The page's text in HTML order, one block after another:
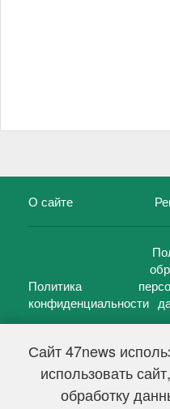
Сайт 47news
использовать
обработку
О сайте
Политика
конфиденциальности
47 новостей (47 news)2005
Свидетельство о